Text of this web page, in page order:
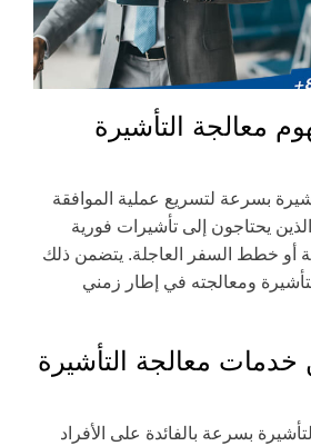
معالجة التأشيرة
بسرعة لتسريع عملية الموافقة
يحتاجون إلى تأشيرات فورية
أو خطط السفر العاجلة. يتضمن ذلك
ومعالجته في إطار زمني
معالجة التأشيرة
بسرعة بالفائدة على الأفراد